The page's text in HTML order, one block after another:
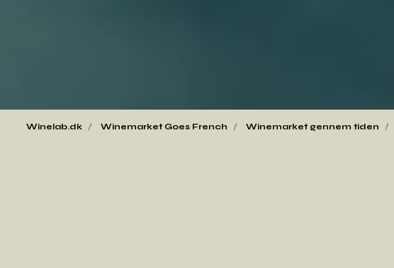
Winelab.dk Winemarket Goes French Winemarket gennem tiden